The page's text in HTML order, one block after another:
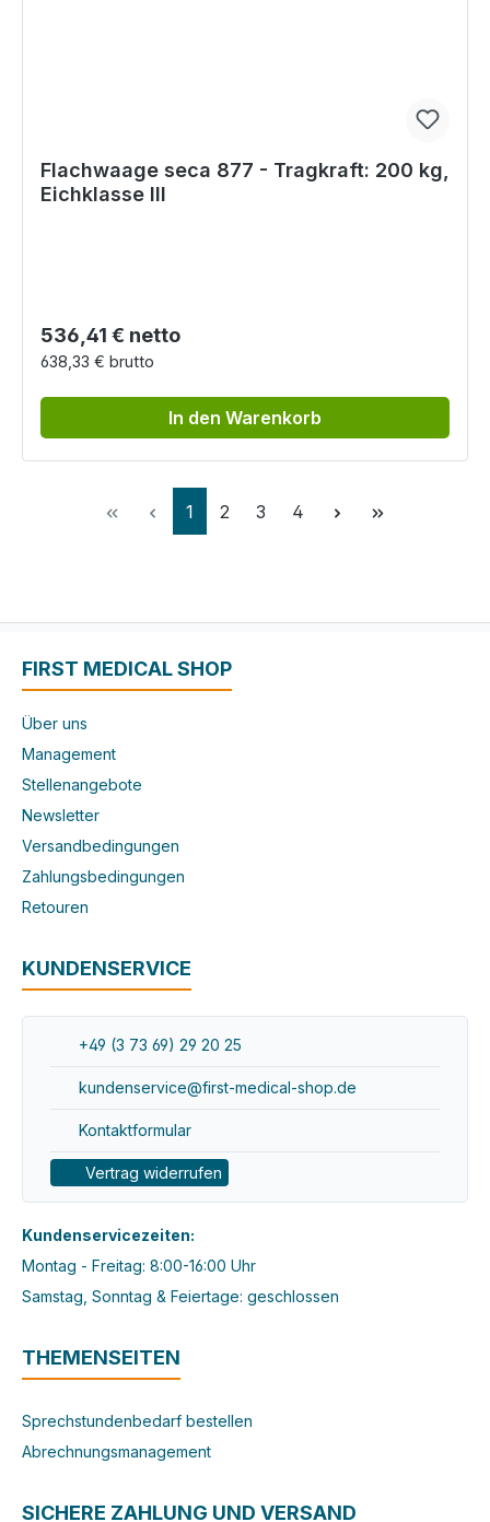
Flachwaage seca 877 - Tragkraft: 200 kg,
Eichklasse III
Regulärer Preis:
536,41 € netto
638,33 € brutto
In den Warenkorb
Seite
1 Seite
2 Seite
3 Seite
4
FIRST MEDICAL SHOP
Über uns
Management
Stellenangebote
Newsletter
Versandbedingungen
Zahlungsbedingungen
Retouren
KUNDENSERVICE
+49 (3 73 69) 29 20 25
kundenservice@first-medical-shop.de
Kontaktformular
Vertrag widerrufen
Kundenservicezeiten:
Montag - Freitag: 8:00-16:00 Uhr
Samstag, Sonntag & Feiertage: geschlossen
THEMENSEITEN
Sprechstundenbedarf bestellen
Abrechnungsmanagement
SICHERE ZAHLUNG UND VERSAND